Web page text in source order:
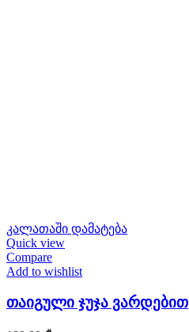
კალათაში დამატება
Quick view
Compare
Add to wishlist
თაიგული ჯუჯა ვარდებით